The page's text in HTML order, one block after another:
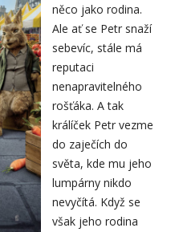
něco jako rodina.
Ale ať se Petr snaží
sebevíc, stále má
reputaci
nenapravitelného
rošťáka. A tak
králíček Petr vezme
do zaječích do
světa, kde mu jeho
lumpárny nikdo
nevyčítá. Když se
však jeho rodina